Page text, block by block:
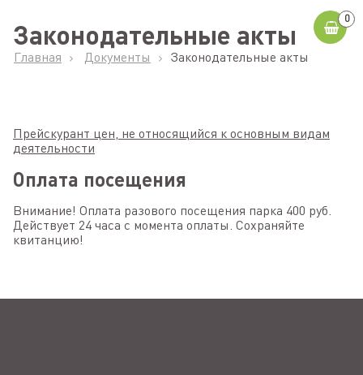
Законодательные акты
Главная Документы Законодательные акты
Прейскурант цен, не относящийся к основным видам
деятельности
Оплата посещения
Внимание! Оплата разового посещения парка 400 руб.
Действует 24 часа с момента оплаты. Сохраняйте
квитанцию!
0